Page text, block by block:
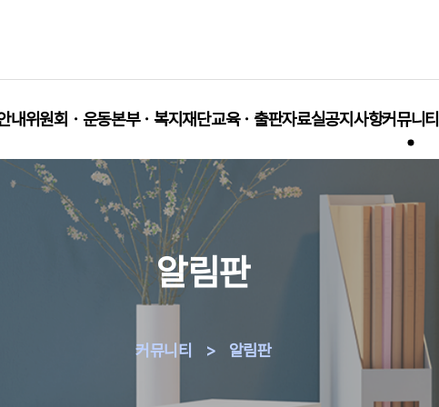
내위원회ㆍ운동본부ㆍ복지재단교육ㆍ출판자료실공지사항커뮤니티
알림판
커뮤니티 > 알림판